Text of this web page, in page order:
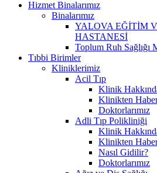
Hizmet Binalarımız
Binalarımız
YALOVA EĞİTİM
HASTANESİ
Toplum Ruh Sağlığı
Tıbbi Birimler
Kliniklerimiz
Acil Tıp
Klinik
Klinikten
Doktorlarımız
Adli Tıp Polikliniği
Klinik
Klinikten
Nasıl Gidilir?
Doktorlarımız